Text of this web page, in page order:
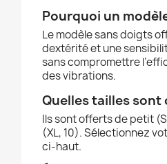
Pourquoi un
Le modèle sans doigts
dextérité et une
sans compromettre
des vibrations.
Quelles tailles sont
Ils sont offerts de petit
(XL, 10). Sélectionnez
ci-haut.